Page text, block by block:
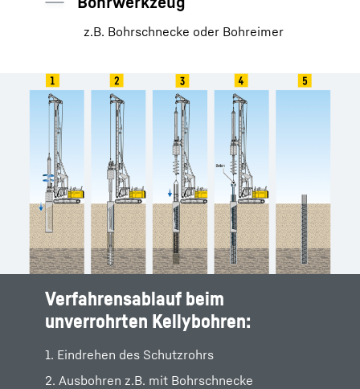
eingefahren
Verfahrensablauf beim
unverrohrten Kellybohren:
1. Eindrehen des Schutzrohrs
2. Ausbohren z.B. mit Bohrschnecke